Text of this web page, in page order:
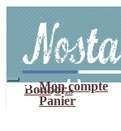
navigation
contenu
Mon compte
Panier
Bonbons